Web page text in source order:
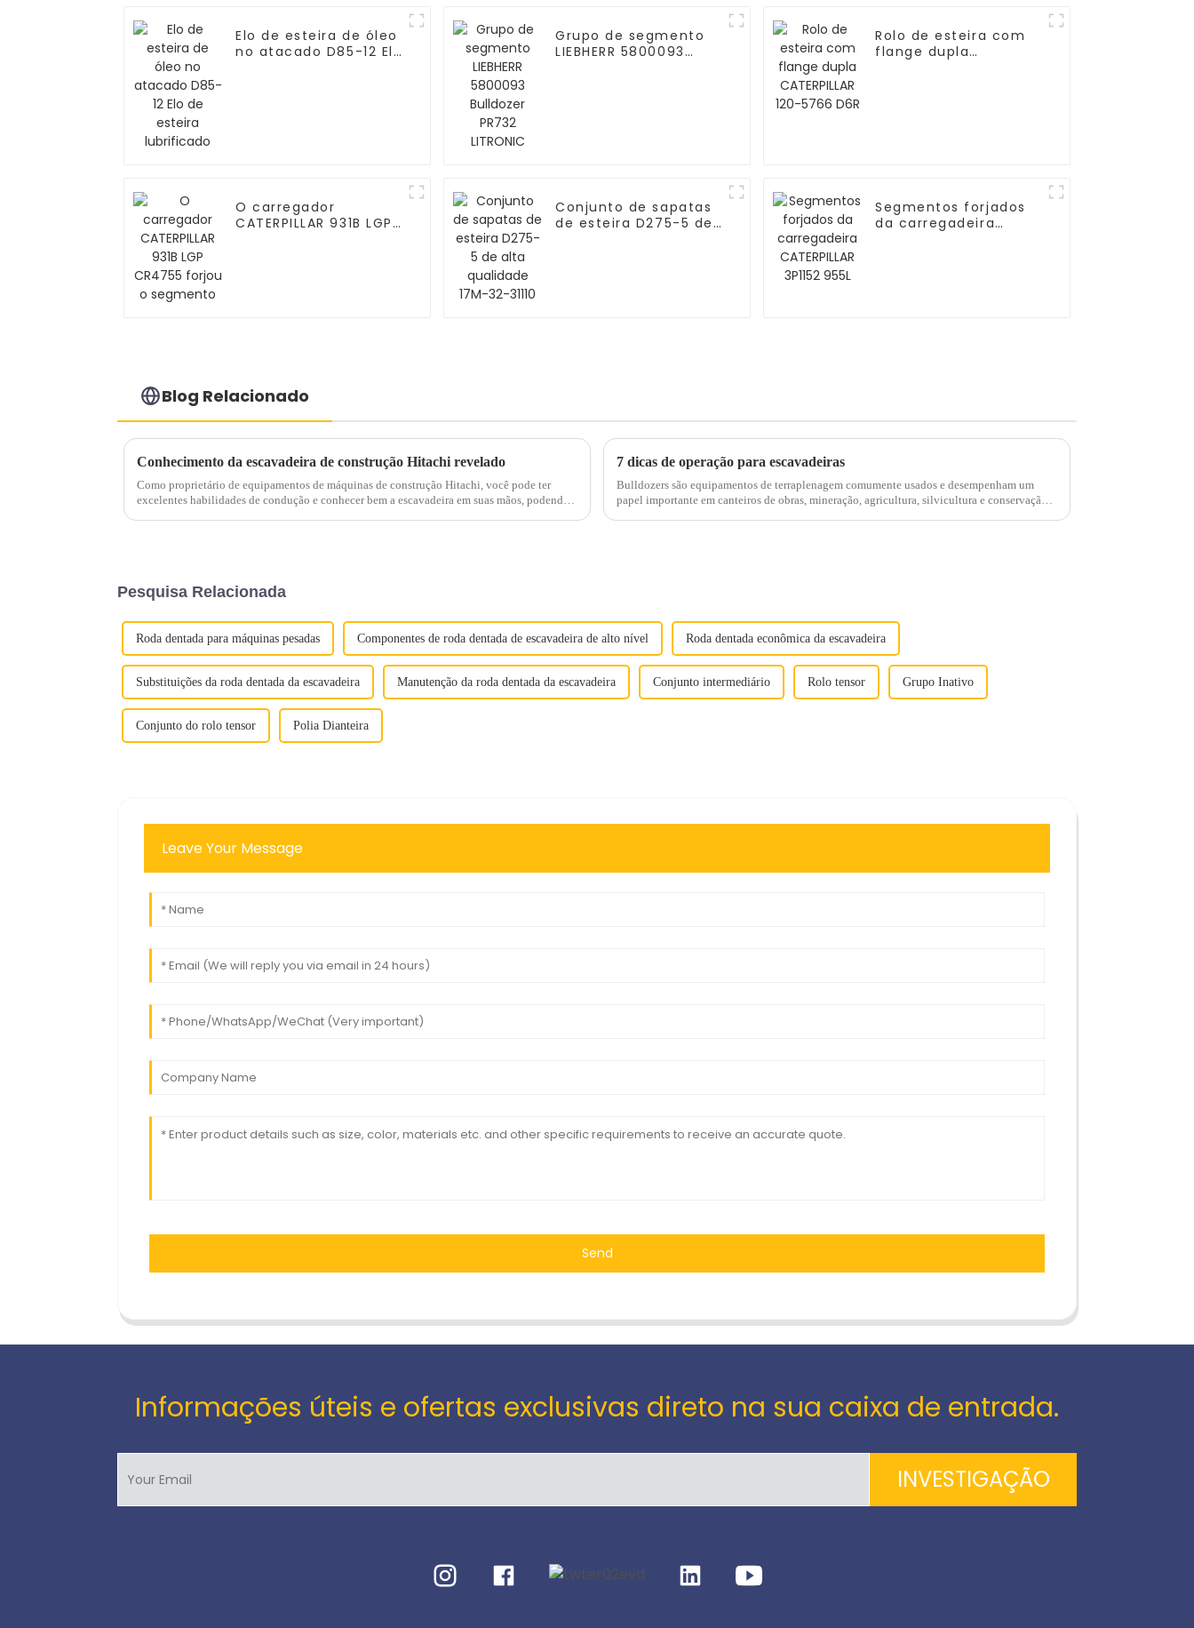
Elo de esteira de óleo
no atacado D85-12 Elo
Grupo de segmento
LIEBHERR 5800093
Rolo de esteira com
flange dupla
O carregador
CATERPILLAR 931B LGP
Conjunto de sapatas
de esteira D275-5 de
Segmentos forjados
da carregadeira
Blog Relacionado
Conhecimento da escavadeira de construção Hitachi revelado
Como proprietário de equipamentos de máquinas de construção Hitachi, você pode ter
excelentes habilidades de condução e conhecer bem a escavadeira em suas mãos, podendo
7 dicas de operação para escavadeiras
Bulldozers são equipamentos de terraplenagem comumente usados ​​e desempenham um
papel importante em canteiros de obras, mineração, agricultura, silvicultura e conservação
Pesquisa Relacionada
Roda dentada para máquinas pesadas Componentes de roda dentada de escavadeira de alto nível Roda dentada econômica da escavadeira
Substituições da roda dentada da escavadeira Manutenção da roda dentada da escavadeira Conjunto intermediário Rolo tensor Grupo Inativo
Conjunto do rolo tensor Polia Dianteira
Leave Your Message
Send
Informações úteis e ofertas exclusivas direto na sua caixa de entrada.
INVESTIGAÇÃO